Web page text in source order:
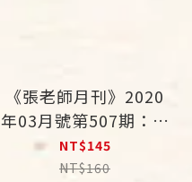
《張老師月刊》2020
年03月號第507期：祕
密，怎麼同理才安心？
NT$145
NT$160